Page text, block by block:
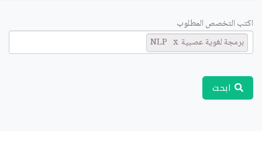
اكتب التخصص المطلوب
برمجة لغوية عصبية NLP
ابحث